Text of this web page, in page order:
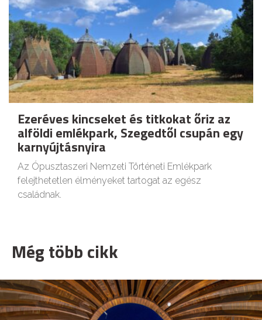
Ezeréves kincseket és titkokat őriz az
alföldi emlékpark, Szegedtől csupán egy
karnyújtásnyira
Az Ópusztaszeri Nemzeti Történeti Emlékpark
felejthetetlen élményeket tartogat az egész
családnak.
Még több cikk